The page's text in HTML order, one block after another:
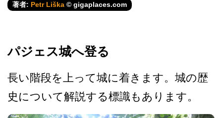
著者: Petr Liška © gigaplaces.com
パジェス城へ登る
長い階段を上って城に着きま­す。城の歴
史について解説する標識もあります。